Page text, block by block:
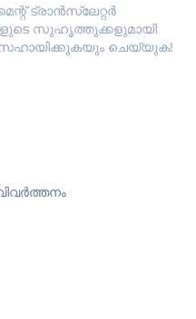
ട്രാൻസ്ലേറ്റർ
സുഹൃത്തുക്കളുമായി
സഹായിക്കുകയും ചെയ്യുക!